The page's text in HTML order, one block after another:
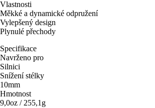
Vlastnosti
Měkké a dynamické odpružení
Vylepšený design
Plynulé přechody
Specifikace
Navrženo pro
Silnici
Snížení stélky
10mm
Hmotnost
9,0oz / 255,1g